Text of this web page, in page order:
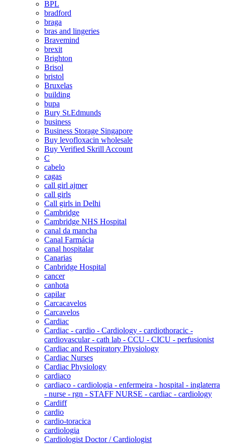
BPL
bradford
braga
bras and lingeries
Bravemind
brexit
Brighton
Brisol
bristol
Bruxelas
building
bupa
Bury St.Edmunds
business
Business Storage Singapore
Buy levofloxacin wholesale
Buy Verified Skrill Account
C
cabelo
cagas
call girl ajmer
call girls
Call girls in Delhi
Cambridge
Cambridge NHS Hospital
canal da mancha
Canal Farmácia
canal hospitalar
Canarias
Canbridge Hospital
cancer
canhota
capilar
Carcacavelos
Carcavelos
Cardiac
Cardiac - cardio - Cardiology - cardiothoracic -
cardiovascular - cath lab - CCU - CICU - perfusionist
Cardiac and Respiratory Physiology
Cardiac Nurses
Cardiac Physiology
cardiaco
cardiaco - cardiologia - enfermeira - hospital - inglaterra
- nurse - rgn - STAFF NURSE - cardiac - cardiology
Cardiff
cardio
cardio-toracica
cardiologia
Cardiologist Doctor / Cardiologist